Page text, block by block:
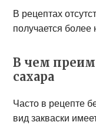
В рецептах
получается
В чем
сахара
Часто в рецепте
вид закваски